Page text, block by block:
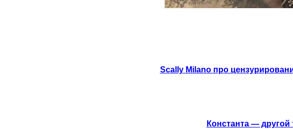
Scally Milano про
Константа —